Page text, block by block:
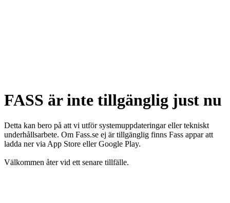
FASS är inte tillgänglig just nu
Detta kan bero på att vi utför systemuppdateringar eller tekniskt
underhållsarbete. Om Fass.se ej är tillgänglig finns Fass appar att
ladda ner via App Store eller Google Play.
Välkommen åter vid ett senare tillfälle.